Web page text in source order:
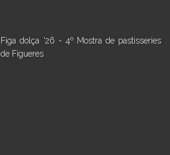
Figa dolça '26 - 4º Mostra de pastisseries
de Figueres